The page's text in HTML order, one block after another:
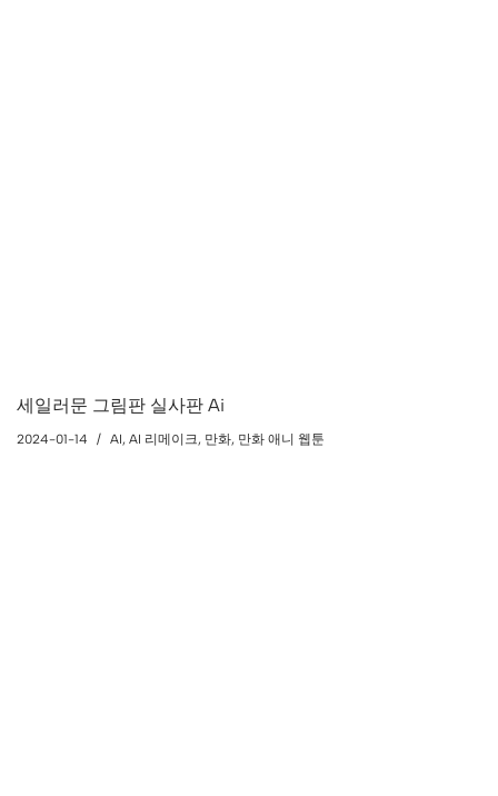
세일러문 그림판 실사판 Ai
2024-01-14 AI, AI 리메이크, 만화, 만화 애니 웹툰